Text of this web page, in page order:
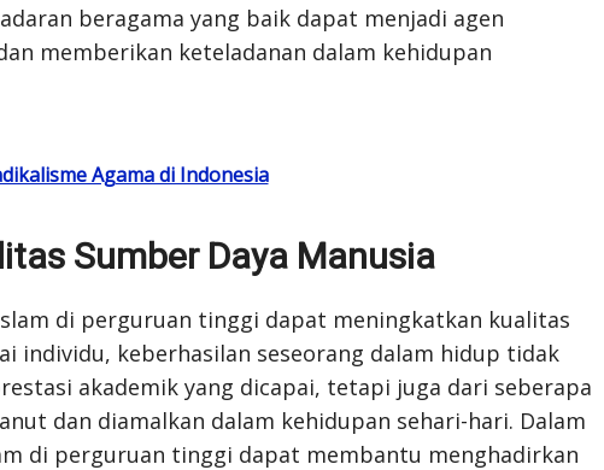
beragama yang baik dapat menjadi agen
memberikan keteladanan dalam kehidupan
Agama di Indonesia
Sumber Daya Manusia
di perguruan tinggi dapat meningkatkan kualitas
individu, keberhasilan seseorang dalam hidup tidak
akademik yang dicapai, tetapi juga dari seberapa
dan diamalkan dalam kehidupan sehari-hari. Dalam
di perguruan tinggi dapat membantu menghadirkan